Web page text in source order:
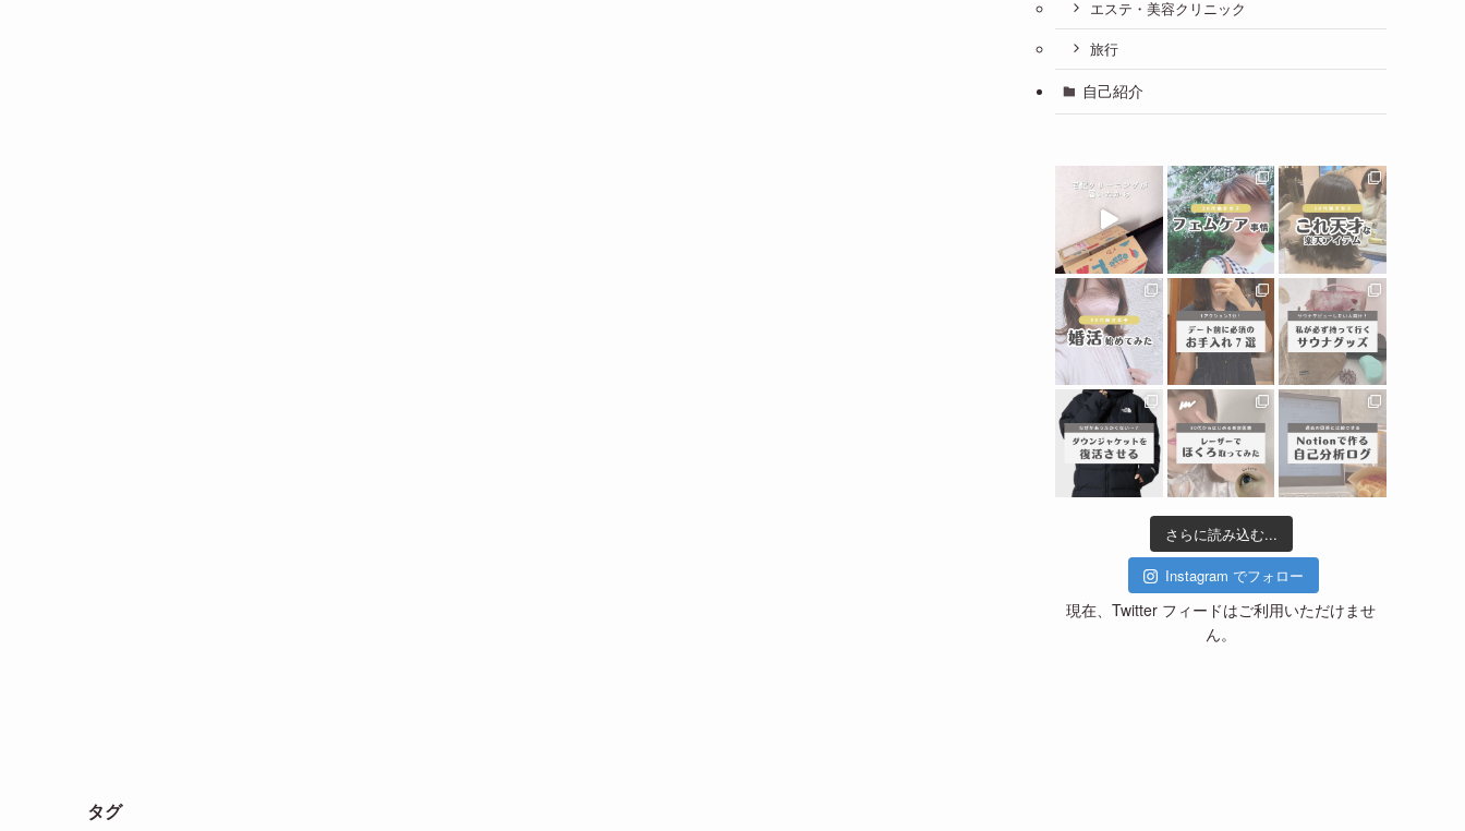
エステ・美容クリニック
旅行
自己紹介
さらに読み込む...
Instagram でフォロー
現在、Twitter フィードはご利用いただけませ
ん。
タグ